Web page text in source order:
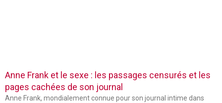
Anne Frank et le sexe : les passages censurés et les
pages cachées de son journal
Anne Frank, mondialement connue pour son journal intime dans